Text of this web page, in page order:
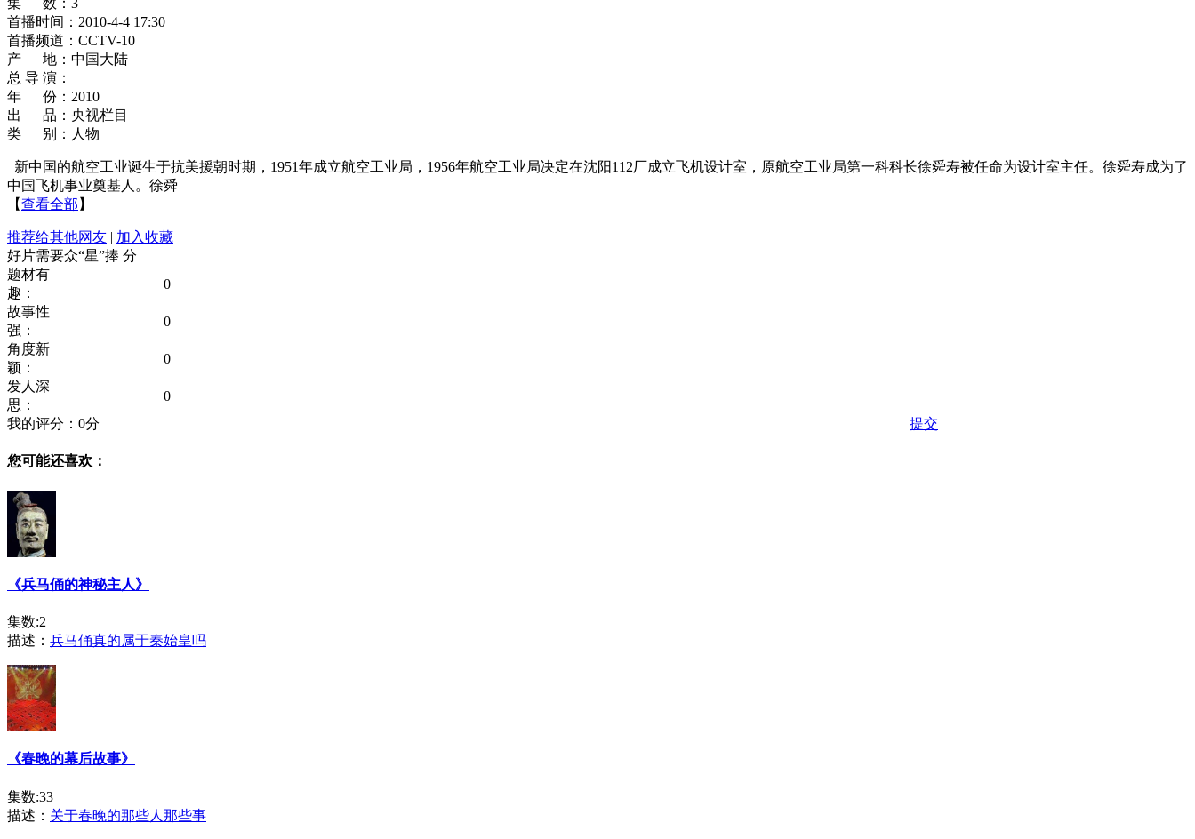
集 数：3
首播时间：2010-4-4 17:30
首播频道：CCTV-10
产 地：中国大陆
总 导 演：
年 份：2010
出 品：央视栏目
类 别：人物
新中国的航空工业诞生于抗美援朝时期，1951年成立航空工业局，1956年航空工业局决定在沈阳112厂成立飞机设计室，原航空工业局第一科科长徐舜寿被任命为设计室主任。徐舜寿成为了
中国飞机事业奠基人。徐舜
【查看全部 】
推荐给其他网友 | 加入收藏
好片需要众“星”捧 分
题材有
趣：
0
故事性
强：
0
角度新
颖：
0
发人深
思：
0
我的评分： 0分 提交
您可能还喜欢：
《兵马俑的神秘主人》
集数:2
描述： 兵马俑真的属于秦始皇吗
《春晚的幕后故事》
集数:33
描述： 关于春晚的那些人那些事